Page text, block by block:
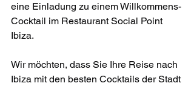
eine Einladung zu einem Willkommens-
Cocktail im Restaurant Social Point
Ibiza.
Wir möchten, dass Sie Ihre Reise nach
Ibiza mit den besten Cocktails der Stadt